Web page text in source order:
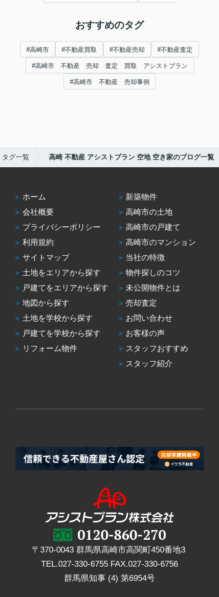
おすすめのタグ
#高崎市 #不動産買取 #不動産売却 #不動産査定
#高崎市 不動産 売却 査定 買取 アシストプラン
#高崎市 不動産 売却事例
タグ一覧 高崎 不動産 アシストプラン 空地 空き家のブログ一覧
ホーム
会社概要
プライバシーポリシー
利用規約
サイトマップ
土地をエリアから探す
戸建てをエリアから探す
地図から探す
土地を学校から探す
戸建てを学校から探す
リフォーム物件
新築物件
高崎市の土地
高崎市の戸建て
高崎市のマンション
当社の特徴
物件探しのコツ
未公開物件とは
売却査定
お問い合わせ
お客様の声
スタッフおすすめ
スタッフ紹介
〒370-0043 群馬県高崎市高関町450番地3
TEL.027-330-6755 FAX.027-330-6756
群馬県知事 (4) 第6954号